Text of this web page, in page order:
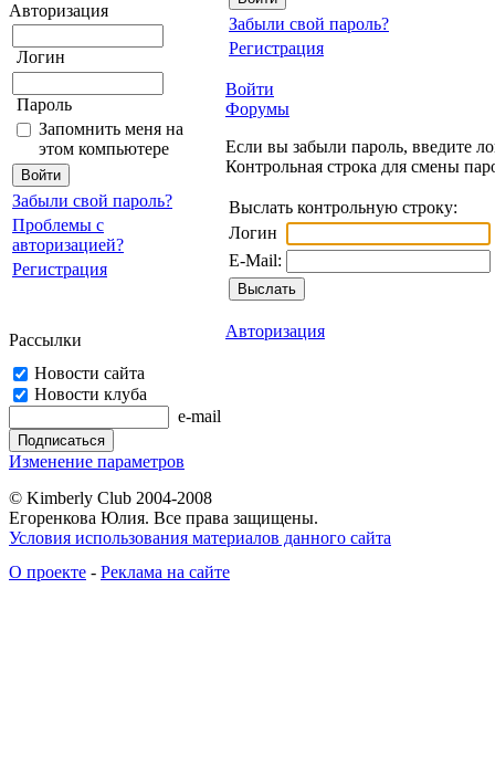
Авторизация
Логин
Пароль
Запомнить меня на
этом компьютере
Забыли свой пароль?
Проблемы с
авторизацией?
Регистрация
Рассылки
Новости сайта
Новости клуба
e-mail
Изменение параметров
Забыли свой пароль?
Регистрация
Войти
Форумы
Если вы забыли пароль, введите
Контрольная строка для смены
Выслать контрольную строку:
Логин
E-Mail:
Авторизация
© Kimberly Club 2004-2008
Егоренкова Юлия. Все права защищены.
Условия использования материалов данного сайта
О проекте - Реклама на сайте